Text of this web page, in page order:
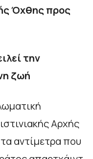
Όχθης προς
την
ζωή
Αρχής
αντίμετρα που